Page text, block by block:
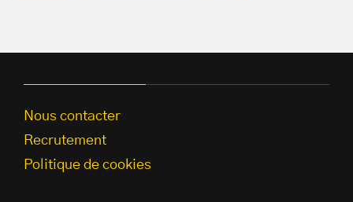
Nous contacter
Recrutement
Politique de cookies